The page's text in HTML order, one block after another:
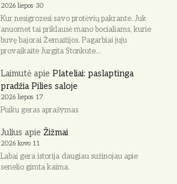
2026 liepos 30
Kur nesigrozesi savo protėvių pakrante. Juk
anuomet tai priklausė mano bocialiams, kurie
buvę bajorai Žemaitijos. Pagarbiai juju
provaikaite Jurgita Stonkute…
Laimutėapie Plateliai: paslaptinga
pradžia Pilies saloje
2026 liepos 17
Puiku geras aprašymas
Julius apie Žižmai
2026 kovo 11
Labai gera istorija daugiau sužinojau apie
senelio gimta kaima.